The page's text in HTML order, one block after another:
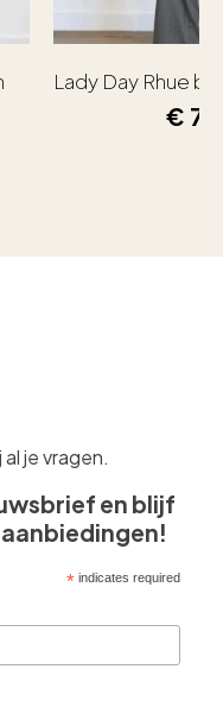
Lady Day Rhue
€
je vragen.
en blijf
*indicates required